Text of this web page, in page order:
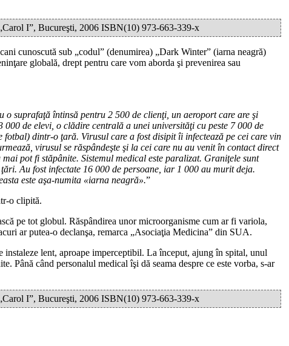
I”, Bucureşti, 2006 ISBN(10) 973-663-339-x
cunoscută sub „codul” (denumirea) „Dark Winter” (iarna neagră)
globală, drept pentru care vom aborda şi prevenirea sau
suprafaţă întinsă pentru 2 500 de clienţi, un aeroport care are şi
de elevi, o clădire centrală a unei universităţi cu peste 7 000 de
dintr-o ţară. Virusul care a fost disipit îi infectează pe cei care vin
virusul se răspândeşte şi la cei care nu au venit în contact direct
pot fi stăpânite. Sistemul medical este paralizat. Graniţele sunt
Au fost infectate 16 000 de persoane, iar 1 000 au murit deja.
este aşa-numita «iarna neagră».”
o clipită.
pe tot globul. Răspândirea unor microorganisme cum ar fi variola,
ar putea-o declanşa, remarca „Asociaţia Medicina” din SUA.
instaleze lent, aproape imperceptibil. La început, ajung în spital, unul
Până când personalul medical îşi dă seama despre ce este vorba, s-ar
I”, Bucureşti, 2006 ISBN(10) 973-663-339-x